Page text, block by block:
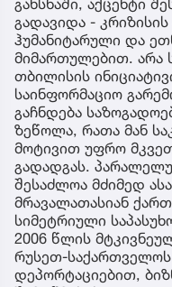
გახსნაში, აქცენტი
გადავიდა -
ჰუმანიტარული და
მიმართულებით. არა
თბილისის
საინფორმაციო
გაჩნდება
ზეწოლა, რათა მან
მოტივით უფრო
გადადგას.
შესაძლოა მძიმედ
მრავალათასიან
სიმეტრიული
2006 წლის
რუსეთ-
დეპორტაციებით,